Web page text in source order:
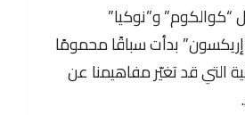
و”نوكيا”
بدأت سباقًا محمومًا
التي قد تغيّر مفاهيمنا عن